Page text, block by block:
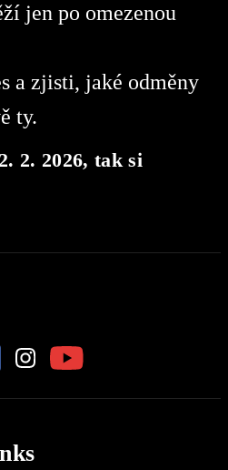
jen po omezenou
a zjisti, jaké odměny
ty.
2. 2026, tak si